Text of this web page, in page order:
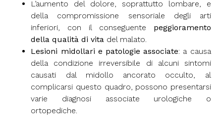
L’aumento del dolore, soprattutto lombare, e
della compromissione sensoriale degli arti
inferiori, con il conseguente peggioramento
della qualità di vita del malato.
Lesioni midollari e patologie associate: a causa
della condizione irreversibile di alcuni sintomi
causati dal midollo ancorato occulto, al
complicarsi questo quadro, possono presentarsi
varie diagnosi associate urologiche o
ortopediche.